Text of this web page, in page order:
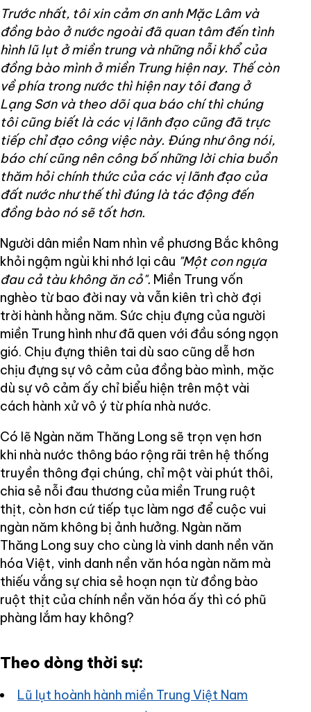
Trước nhất, tôi xin cảm ơn anh Mặc Lâm và
đồng bào ở nước ngoài đã quan tâm đến tình
hình lũ lụt ở miền trung và những nỗi khổ của
đồng bào mình ở miền Trung hiện nay. Thế còn
về phía trong nước thì hiện nay tôi đang ở
Lạng Sơn và theo dõi qua báo chí thì chúng
tôi cũng biết là các vị lãnh đạo cũng đã trực
tiếp chỉ đạo công việc này. Đúng như ông nói,
báo chí cũng nên công bố những lời chia buồn
thăm hỏi chính thức của các vị lãnh đạo của
đất nước như thế thì đúng là tác động đến
đồng bào nó sẽ tốt hơn.
Người dân miền Nam nhìn về phương Bắc không
khỏi ngậm ngùi khi nhớ lại câu "Một con ngựa
đau cả tàu không ăn cỏ". Miền Trung vốn
nghèo từ bao đời nay và vẫn kiên trì chờ đợi
trời hành hằng năm. Sức chịu đựng của người
miền Trung hình như đã quen với đầu sóng ngọn
gió. Chịu đựng thiên tai dù sao cũng dễ hơn
chịu đựng sự vô cảm của đồng bào mình, mặc
dù sự vô cảm ấy chỉ biểu hiện trên một vài
cách hành xử vô ý từ phía nhà nước.
Có lẽ Ngàn năm Thăng Long sẽ trọn vẹn hơn
khi nhà nước thông báo rộng rãi trên hệ thống
truyền thông đại chúng, chỉ một vài phút thôi,
chia sẻ nỗi đau thương của miền Trung ruột
thịt, còn hơn cứ tiếp tục làm ngơ để cuộc vui
ngàn năm không bị ảnh hưởng. Ngàn năm
Thăng Long suy cho cùng là vinh danh nền văn
hóa Việt, vinh danh nền văn hóa ngàn năm mà
thiếu vắng sự chia sẻ hoạn nạn từ đồng bào
ruột thịt của chính nền văn hóa ấy thì có phũ
phàng lắm hay không?
Theo dòng thời sự:
Lũ lụt hoành hành miền Trung Việt Nam